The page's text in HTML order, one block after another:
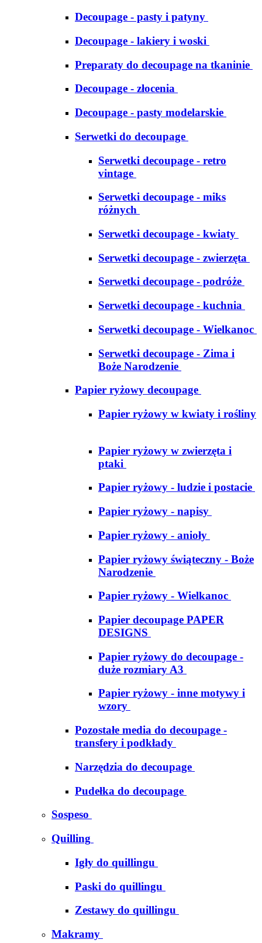
Decoupage - pasty i patyny
Decoupage - lakiery i woski
Preparaty do decoupage na tkaninie
Decoupage - złocenia
Decoupage - pasty modelarskie
Serwetki do decoupage
Serwetki decoupage - retro
vintage
Serwetki decoupage - miks
różnych
Serwetki decoupage - kwiaty
Serwetki decoupage - zwierzęta
Serwetki decoupage - podróże
Serwetki decoupage - kuchnia
Serwetki decoupage - Wielkanoc
Serwetki decoupage - Zima i
Boże Narodzenie
Papier ryżowy decoupage
Papier ryżowy w kwiaty i rośliny
Papier ryżowy w zwierzęta i
ptaki
Papier ryżowy - ludzie i postacie
Papier ryżowy - napisy
Papier ryżowy - anioły
Papier ryżowy świąteczny - Boże
Narodzenie
Papier ryżowy - Wielkanoc
Papier decoupage PAPER
DESIGNS
Papier ryżowy do decoupage -
duże rozmiary A3
Papier ryżowy - inne motywy i
wzory
Pozostałe media do decoupage -
transfery i podkłady
Narzędzia do decoupage
Pudełka do decoupage
Sospeso
Quilling
Igły do quillingu
Paski do quillingu
Zestawy do quillingu
Makramy